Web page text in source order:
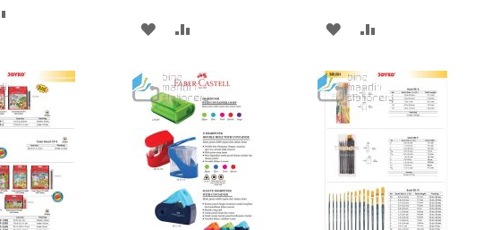
COMPARE
ADD
WISH
LIST
COMPARE
ADD
WISH
LIST
COMPARE